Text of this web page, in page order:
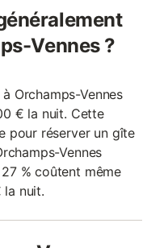
Vennes ?
Orchamps-Vennes
€ la nuit. Cette
pour réserver un gîte
Vennes
% coûtent même
la nuit.